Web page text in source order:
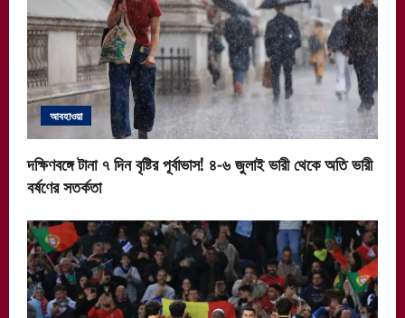
আবহাওয়া
দক্ষিণবঙ্গে টানা ৭ দিন বৃষ্টির পূর্বাভাস! ৪-৬ জুলাই ভারী থেকে অতি ভারী
বর্ষণের সতর্কতা